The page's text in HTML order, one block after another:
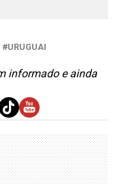
URUGUAI
informado e ainda